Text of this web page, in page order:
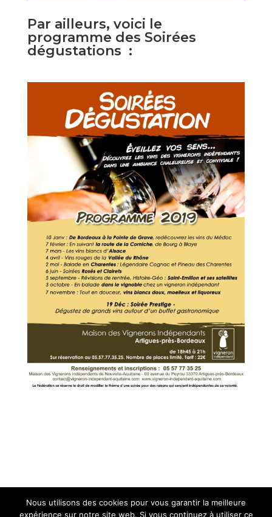
Par ailleurs, voici le
programme des Soirées
dégustations :
Nous utilisons des cookies pour vous garantir la meilleure
expérience sur notre site web. Si vous continuez à utiliser ce